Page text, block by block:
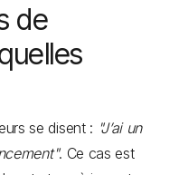
de
se disent : "J’ai un
. Ce cas est